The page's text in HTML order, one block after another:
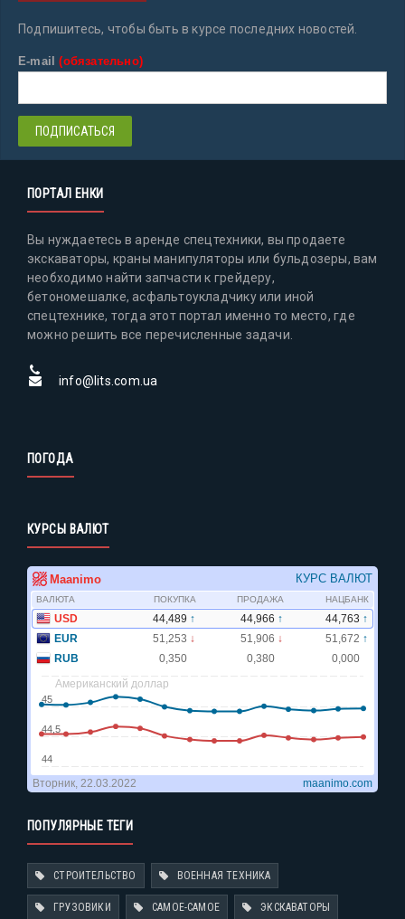
Подпишитесь, чтобы быть в курсе последних новостей.
E-mail(обязательно)
ПОРТАЛ ЕНКИ
Вы нуждаетесь в аренде спецтехники, вы продаете
экскаваторы, краны манипуляторы или бульдозеры, вам
необходимо найти запчасти к грейдеру,
бетономешалке, асфальтоукладчику или иной
спецтехнике, тогда этот портал именно то место, где
можно решить все перечисленные задачи.
info@lits.com.ua
ПОГОДА
КУРСЫ ВАЛЮТ
ПОПУЛЯРНЫЕ ТЕГИ
СТРОИТЕЛЬСТВО ВОЕННАЯ ТЕХНИКА
ГРУЗОВИКИ САМОЕ-САМОЕ ЭКСКАВАТОРЫ